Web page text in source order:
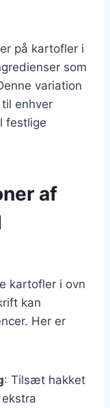
på kartofler i
som
variation
enhver
festlige
af
kartofler i ovn
kan
Her er
: Tilsæt hakket